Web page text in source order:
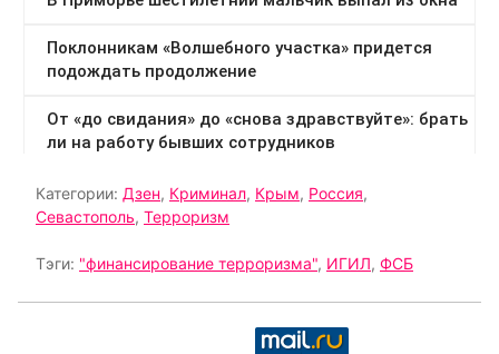
Категории: Дзен, Криминал, Крым, Россия,
Севастополь, Терроризм
Тэги: "финансирование терроризма", ИГИЛ, ФСБ